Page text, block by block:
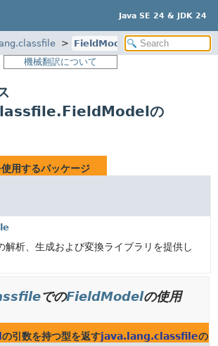
Java SE 24 & JDK 24
FieldModel
機械翻訳について
の
使用するパッケージ
解析、生成および変換ライブラリを提供し
でのFieldModelの使用
の引数を持つ型を返すjava.lang.classfileの